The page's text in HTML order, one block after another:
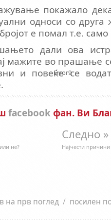
покажало
односи со друга
е помал т.е. само
дали ова
мажите во прашање
и повеќе се
facebookфан. Ви
не?
Следно »
Најчести
Error9
на прв поглед / посилен